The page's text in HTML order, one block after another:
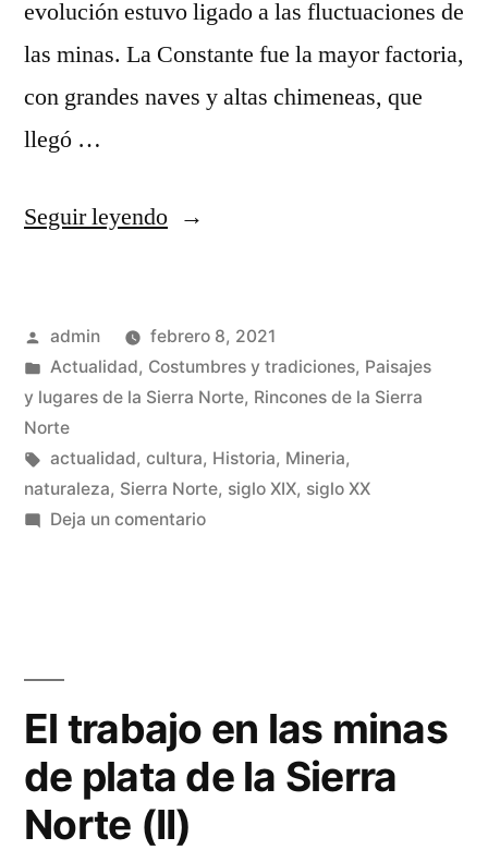
evolución estuvo ligado a las fluctuaciones de
las minas. La Constante fue la mayor factoria,
con grandes naves y altas chimeneas, que
llegó …
Seguir leyendo«Plata
la
Sierra
de
Guadalajara»
Publicado
por
admin
febrero 8, 2021
Publicado
en
Actualidad, Costumbres y tradiciones, Paisajes
y lugares de la Sierra Norte, Rincones de la Sierra
Norte
Etiquetas:
actualidad, cultura, Historia, Mineria,
naturaleza, Sierra Norte, siglo XIX, siglo XX
Deja un comentarioen
de
Guadalajara
El trabajo en las minas
de plata de la Sierra
Norte (II)